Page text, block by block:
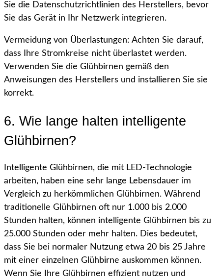
Sie die Datenschutzrichtlinien des Herstellers, bevor
Sie das Gerät in Ihr Netzwerk integrieren.
Vermeidung von Überlastungen: Achten Sie darauf,
dass Ihre Stromkreise nicht überlastet werden.
Verwenden Sie die Glühbirnen gemäß den
Anweisungen des Herstellers und installieren Sie sie
korrekt.
6. Wie lange halten intelligente
Glühbirnen?
Intelligente Glühbirnen, die mit LED-Technologie
arbeiten, haben eine sehr lange Lebensdauer im
Vergleich zu herkömmlichen Glühbirnen. Während
traditionelle Glühbirnen oft nur 1.000 bis 2.000
Stunden halten, können intelligente Glühbirnen bis zu
25.000 Stunden oder mehr halten. Dies bedeutet,
dass Sie bei normaler Nutzung etwa 20 bis 25 Jahre
mit einer einzelnen Glühbirne auskommen können.
Wenn Sie Ihre Glühbirnen effizient nutzen und